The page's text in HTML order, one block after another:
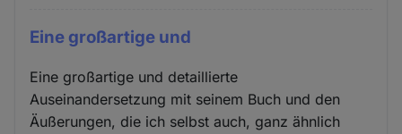
Eine großartige und
Eine großartige und detaillierte
Auseinandersetzung mit seinem Buch und den
Äußerungen, die ich selbst auch, ganz ähnlich